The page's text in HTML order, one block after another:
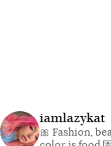
iamlazykat
🎀 Fashion,